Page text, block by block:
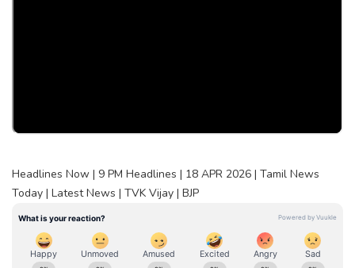
Headlines Now | 9 PM Headlines | 18 APR 2026 | Tamil News
Today | Latest News | TVK Vijay | BJP